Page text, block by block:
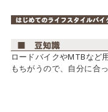
ロードバイクやMTBなど
もちがうので、自分に合